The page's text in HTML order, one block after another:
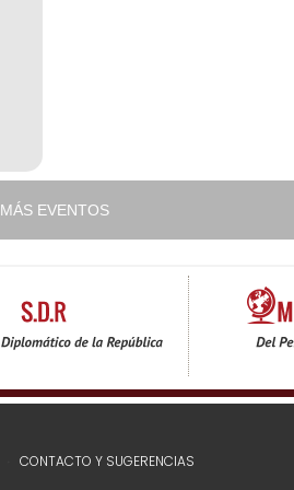
MÁS EVENTOS
CONTACTO Y SUGERENCIAS